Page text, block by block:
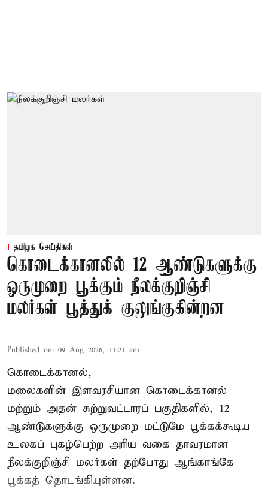
தமிழக செய்திகள்
கொடைக்கானலில் 12 ஆண்டுகளுக்கு
ஒருமுறை பூக்கும் நீலக்குறிஞ்சி
மலர்கள் பூத்துக் குலுங்குகின்றன
Published on: 09 Aug 2026, 11:21 am
கொடைக்கானல்,
மலைகளின் இளவரசியான கொடைக்கானல்
மற்றும் அதன் சுற்றுவட்டாரப் பகுதிகளில், 12
ஆண்டுகளுக்கு ஒருமுறை மட்டுமே பூக்கக்கூடிய
உலகப் புகழ்பெற்ற அரிய வகை தாவரமான
நீலக்குறிஞ்சி மலர்கள் தற்போது ஆங்காங்கே
பூக்கத் தொடங்கியுள்ளன.